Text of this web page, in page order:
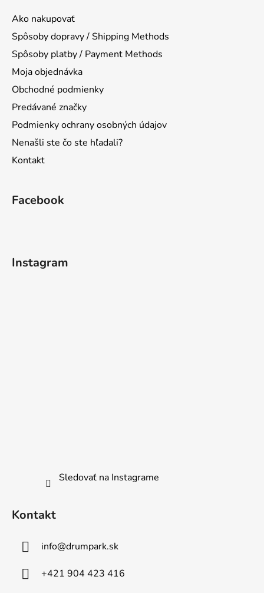
i
e
p
v
ý
Ako nakupovať
Spôsoby dopravy / Shipping Methods
Spôsoby platby / Payment Methods
Moja objednávka
Obchodné podmienky
Predávané značky
Podmienky ochrany osobných údajov
Nenašli ste čo ste hľadali?
Kontakt
Facebook
Instagram
Sledovať na Instagrame
Kontakt
info@drumpark.sk
+421 904 423 416